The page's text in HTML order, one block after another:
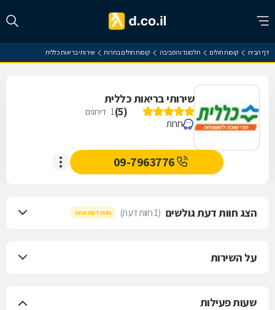
דף הבית קופות חולים תל מונד והסביבה קופות חולים בחרות שירותי בריאות כללית
שירותי בריאות כללית
(
5
)
1 דירוגים
חרות
09-7963776
הצג חוות דעת גולשים (1 חוות דעת) חוות דעת אחת
על השירות
שעות פעילות